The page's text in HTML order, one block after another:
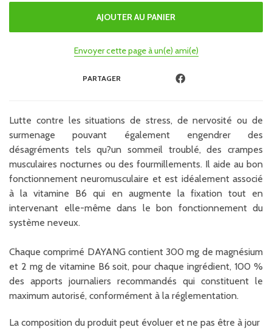
Envoyer cette page à un(e) ami(e)
PARTAGER
Lutte contre les situations de stress, de nervosité ou de
surmenage pouvant également engendrer des
désagréments tels qu?un sommeil troublé, des crampes
musculaires nocturnes ou des fourmillements. Il aide au bon
fonctionnement neuromusculaire et est idéalement associé
à la vitamine B6 qui en augmente la fixation tout en
intervenant elle-même dans le bon fonctionnement du
système neveux.
Chaque comprimé DAYANG contient 300 mg de magnésium
et 2 mg de vitamine B6 soit, pour chaque ingrédient, 100 %
des apports journaliers recommandés qui constituent le
maximum autorisé, conformément à la réglementation.
La composition du produit peut évoluer et ne pas être à jour